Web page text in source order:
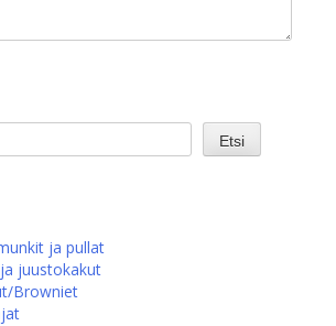
Etsi
ja pullat
juustokakut
Browniet